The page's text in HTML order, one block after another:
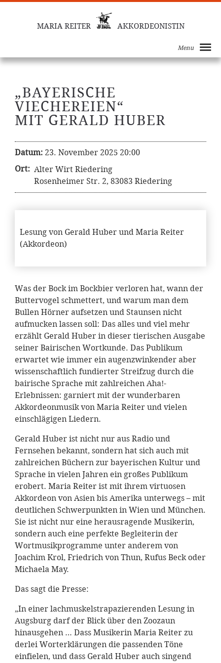
MARIA REITER AKKORDEONISTIN
Menu
„BAYERISCHE
VIECHEREIEN“
MIT GERALD HUBER
Datum: 23. November 2025 20:00
Ort: Alter Wirt Riedering
Rosenheimer Str. 2, 83083 Riedering
Lesung von Gerald Huber und Maria Reiter
(Akkordeon)
Was der Bock im Bockbier verloren hat, wann der
Buttervogel schmettert, und warum man dem
Bullen Hörner aufsetzen und Staunsen nicht
aufmucken lassen soll: Das alles und viel mehr
erzählt Gerald Huber in dieser tierischen Ausgabe
seiner Bairischen Wortkunde. Das Publikum
erwartet wie immer ein augenzwinkender aber
wissenschaftlich fundierter Streifzug durch die
bairische Sprache mit zahlreichen Aha!-
Erlebnissen: garniert mit der wunderbaren
Akkordeonmusik von Maria Reiter und vielen
einschlägigen Liedern.
Gerald Huber ist nicht nur aus Radio und
Fernsehen bekannt, sondern hat sich auch mit
zahlreichen Büchern zur bayerischen Kultur und
Sprache in vielen Jahren ein großes Publikum
erobert. Maria Reiter ist mit ihrem virtuosen
Akkordeon von Asien bis Amerika unterwegs – mit
deutlichen Schwerpunkten in Wien und München.
Sie ist nicht nur eine herausragende Musikerin,
sondern auch eine perfekte Begleiterin der
Wortmusikprogramme unter anderem von
Joachim Krol, Friedrich von Thun, Rufus Beck oder
Michaela May.
Das sagt die Presse:
„In einer lachmuskelstrapazierenden Lesung in
Augsburg darf der Blick über den Zoozaun
hinausgehen … Dass Musikerin Maria Reiter zu
derlei Worterklärungen die passenden Töne
einfielen, und dass Gerald Huber auch singend